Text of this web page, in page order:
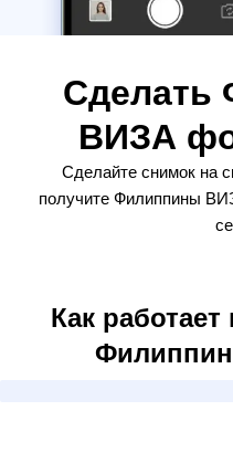
Сделать
ВИЗА
Сделайте снимок на
получите Филиппины
Как